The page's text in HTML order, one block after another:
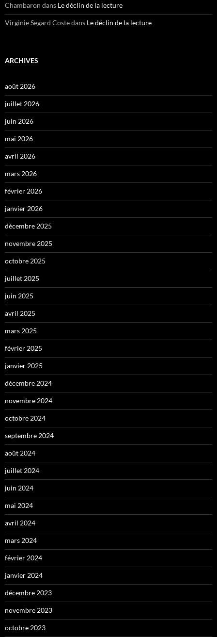
Chambaron dans Le déclin de la lecture
Virginie Segard Costedans Le déclin de la lecture
ARCHIVES
août 2026
juillet 2026
juin 2026
mai 2026
avril 2026
mars 2026
février 2026
janvier 2026
décembre 2025
novembre 2025
octobre 2025
juillet 2025
juin 2025
avril 2025
mars 2025
février 2025
janvier 2025
décembre 2024
novembre 2024
octobre 2024
septembre 2024
août 2024
juillet 2024
juin 2024
mai 2024
avril 2024
mars 2024
février 2024
janvier 2024
décembre 2023
novembre 2023
octobre 2023